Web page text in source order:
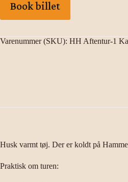
Book billet
Varenummer (SKU): HH Aftentur-1
Husk varmt tøj. Der er koldt på
Praktisk om turen: